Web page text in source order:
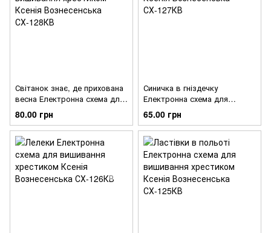
Світанок знає, де прихована
весна Електронна схема для
вишивання хрестиком Ксенія
Вознесенська СХ-128КВ
80.00 грн
Синичка в гніздечку
Електронна схема для
вишивання хрестиком Ксенія
Вознесенська СХ-127КВ
65.00 грн